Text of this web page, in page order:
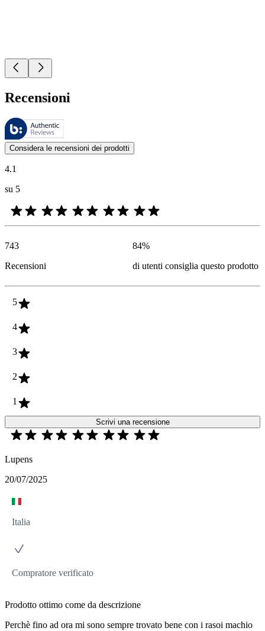
Recensioni
Queste recensioni sono gestite da Bazaarvoice e sono conformi
Le valutazioni dei prodotti e le classificazioni in stelle da parte degli
Considera le recensioni dei prodotti
4.1
su 5
743
Recensioni
84%
di utenti consiglia questo prodotto
5
4
3
2
1
Scrivi una recensione
Lupens
20/07/2025
Italia
Compratore verificato
Prodotto ottimo come da descrizione
Perchè fino ad ora mi sono sempre trovato bene con i rasoi machio